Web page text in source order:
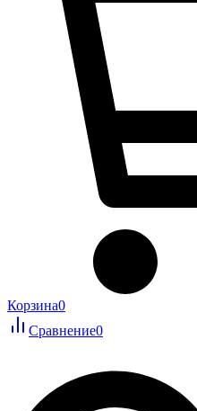
Корзина0
Сравнение0